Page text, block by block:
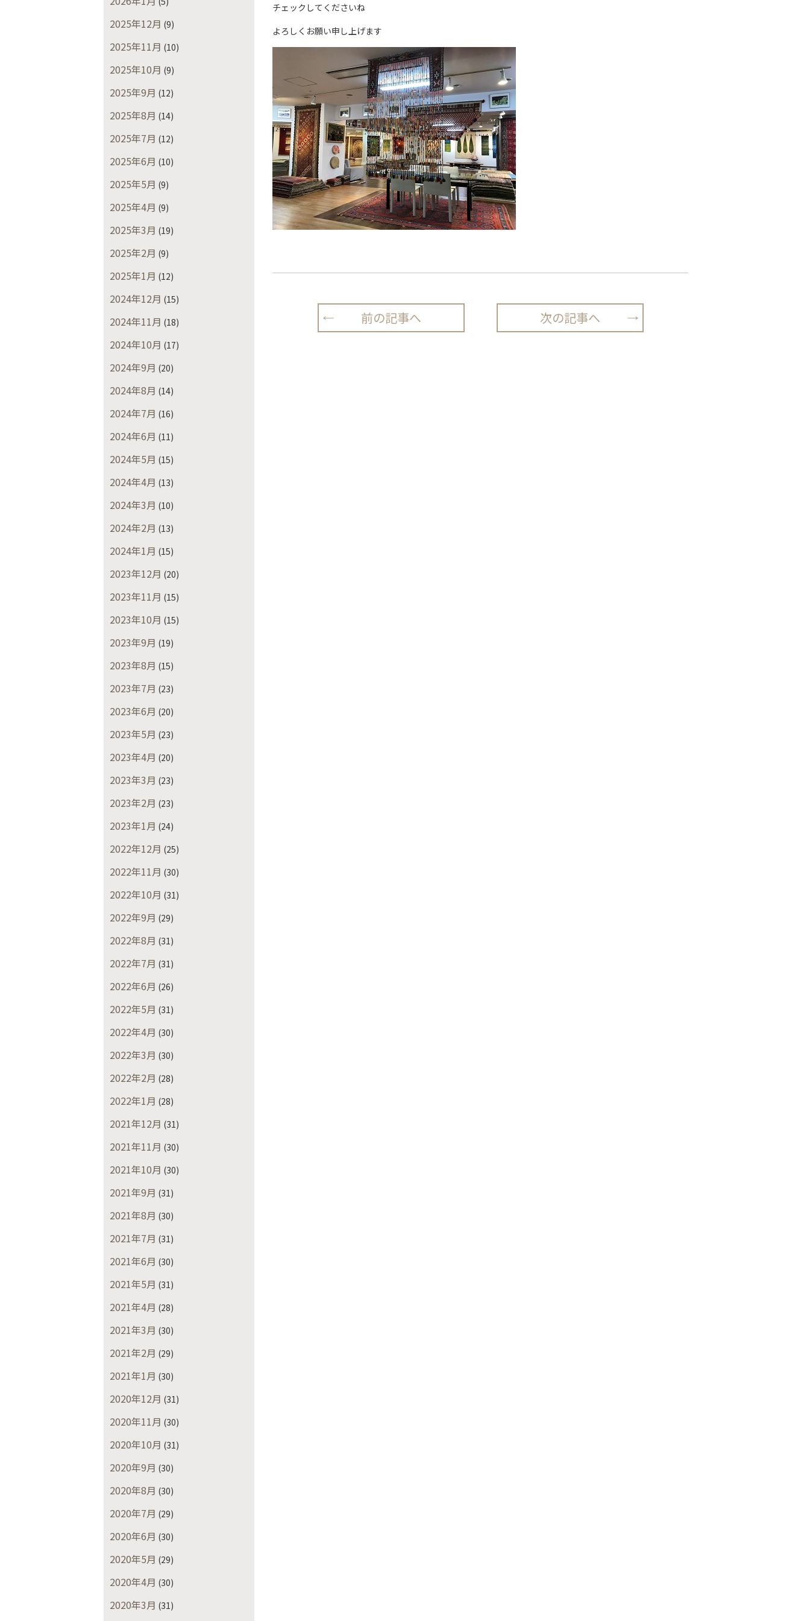
2025年12月 (9)
2025年11月 (10)
2025年10月 (9)
2025年9月 (12)
2025年8月 (14)
2025年7月 (12)
2025年6月 (10)
2025年5月 (9)
2025年4月 (9)
2025年3月 (19)
2025年2月 (9)
2025年1月 (12)
2024年12月 (15)
2024年11月 (18)
2024年10月 (17)
2024年9月 (20)
2024年8月 (14)
2024年7月 (16)
2024年6月 (11)
2024年5月 (15)
2024年4月 (13)
2024年3月 (10)
2024年2月 (13)
2024年1月 (15)
2023年12月 (20)
2023年11月 (15)
2023年10月 (15)
2023年9月 (19)
2023年8月 (15)
2023年7月 (23)
2023年6月 (20)
2023年5月 (23)
2023年4月 (20)
2023年3月 (23)
2023年2月 (23)
2023年1月 (24)
2022年12月 (25)
2022年11月 (30)
2022年10月 (31)
2022年9月 (29)
2022年8月 (31)
2022年7月 (31)
2022年6月 (26)
2022年5月 (31)
2022年4月 (30)
2022年3月 (30)
2022年2月 (28)
2022年1月 (28)
2021年12月 (31)
2021年11月 (30)
2021年10月 (30)
2021年9月 (31)
2021年8月 (30)
2021年7月 (31)
2021年6月 (30)
2021年5月 (31)
2021年4月 (28)
2021年3月 (30)
2021年2月 (29)
2021年1月 (30)
2020年12月 (31)
2020年11月 (30)
2020年10月 (31)
2020年9月 (30)
2020年8月 (30)
2020年7月 (29)
2020年6月 (30)
2020年5月 (29)
2020年4月 (30)
2020年3月 (31)
チェックしてくださいね
よろしくお願い申し上げます
前の記事へ 次の記事へ